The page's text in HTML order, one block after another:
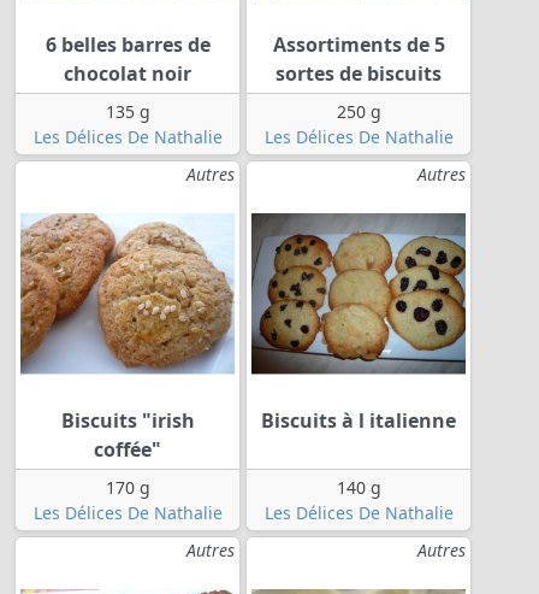
6 belles barres de
chocolat noir
135 g
Les Délices De Nathalie
Assortiments de 5
sortes de biscuits
250 g
Les Délices De Nathalie
Autres
Biscuits "irish
coffée"
170 g
Les Délices De Nathalie
Autres
Biscuits à l italienne
140 g
Les Délices De Nathalie
Autres
Autres